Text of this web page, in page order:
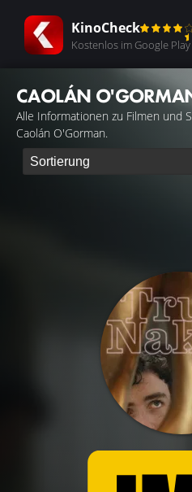
KinoCheck
Kostenlos im Google
CAOLÁN
Alle Informationen zu Filmen und
Caolán O'Gorman.